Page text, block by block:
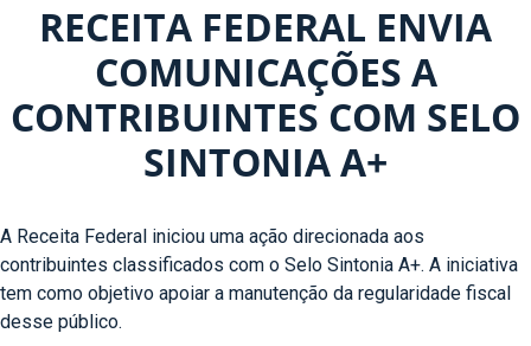
RECEITA FEDERAL ENVIA
COMUNICAÇÕES A
CONTRIBUINTES COM SELO
SINTONIA A+
A Receita Federal iniciou uma ação direcionada aos
contribuintes classificados com o Selo Sintonia A+. A iniciativa
tem como objetivo apoiar a manutenção da regularidade fiscal
desse público.